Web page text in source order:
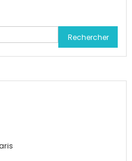
Rechercher :